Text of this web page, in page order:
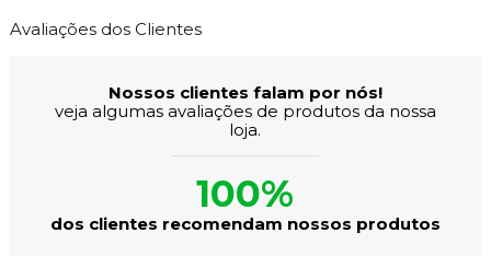
Avaliações dos Clientes
Nossos clientes falam por nós!
veja algumas avaliações de produtos da nossa
loja.
100%
dos clientes recomendam nossos produtos